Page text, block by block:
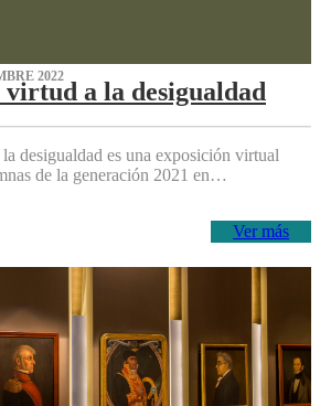
2022
a la desigualdad
desigualdad es una exposición virtual
de la generación 2021 en…
Ver más